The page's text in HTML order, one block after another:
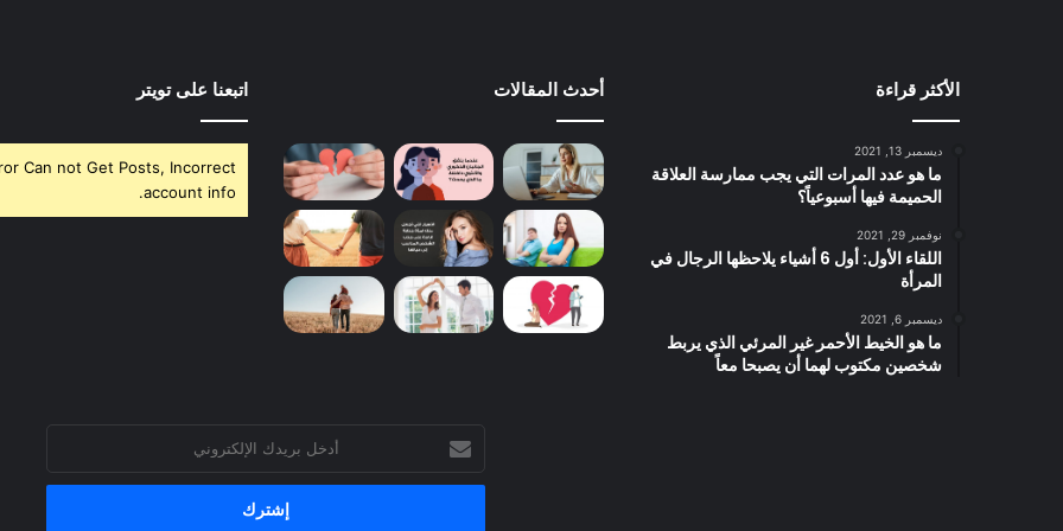
الأكثر قراءة
ديسمبر 13, 2021
ما هو عدد المرات التي يجب ممارسة العلاقة
الحميمة فيها أسبوعياً؟
نوفمبر 29, 2021
اللقاء الأول: أول 6 أشياء يلاحظها الرجال في
المرأة
ديسمبر 6, 2021
ما هو الخيط الأحمر غير المرئي الذي يربط
شخصين مكتوب لهما أن يصبحا معاً
أحدث المقالات اتبعنا على تويتر
Can not Get Posts, Incorrect
account info.
أدخل
بريدك
الإلكتروني